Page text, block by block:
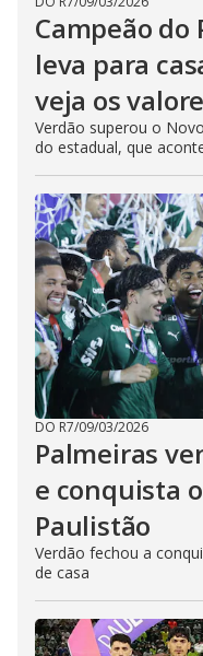
Campeão do
leva para
veja os
Verdão superou o
do estadual, que
DO R7/09/03/2026
Palmeiras
e conquista
Paulistão
Verdão fechou a
de casa